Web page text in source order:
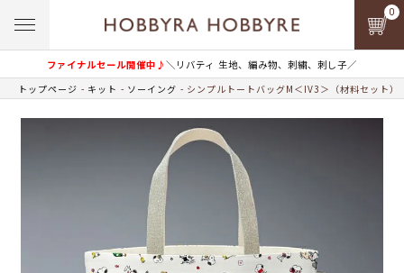
ファイナルセール開催中♪＼リバティ 生地、編み物、刺繍、刺し子／
0
トップページ キット ソーイング シンプルトートバッグM＜IV3＞（材料セット）